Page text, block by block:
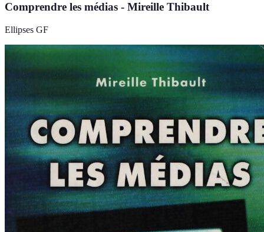
Comprendre les médias - Mireille Thibault
Ellipses GF